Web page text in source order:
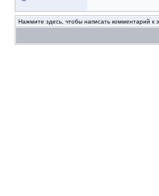
Нажмите здесь, чтобы написать комментарий к